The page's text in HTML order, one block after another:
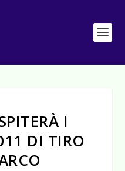
I
DI TIRO